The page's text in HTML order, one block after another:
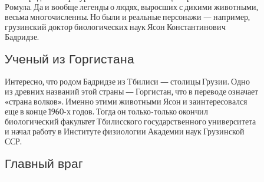
Ромула. Да и вообще легенды о людях, выросших с дикими животными,
весьма многочисленны. Но были и реальные персонажи — например,
грузинский доктор биологических наук Ясон Константинович
Бадридзе.
Ученый из Горгистана
Интересно, что родом Бадридзе из Тбилиси — столицы Грузии. Одно
из древних названий этой страны — Горгистан, что в переводе означает
«страна волков». Именно этими животными Ясон и заинтересовался
еще в конце 1960-х годов. Тогда он только-только окончил
биологический факультет Тбилисского государственного университета
и начал работу в Институте физиологии Академии наук Грузинской
ССР.
Главный враг